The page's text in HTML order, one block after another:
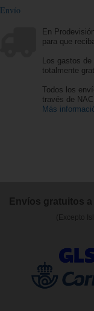
Envío
En
para que
Los gastos
totalmente
Todos los
través de
Más
Envíos gratuitos a
(Excepto